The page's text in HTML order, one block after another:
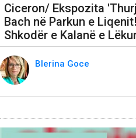
Ciceron/ Ekspozita
Bach në Parkun e
Shkodër e Kalanë e
Blerina Goce